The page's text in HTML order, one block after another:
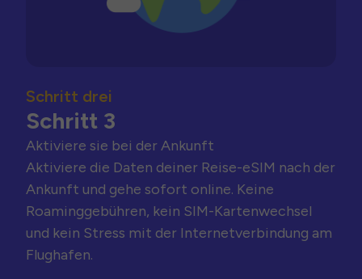
Schritt drei
Schritt 3
Aktiviere sie bei der Ankunft
Aktiviere die Daten deiner Reise-eSIM nach der
Ankunft und gehe sofort online. Keine
Roaminggebühren, kein SIM-Kartenwechsel
und kein Stress mit der Internetverbindung am
Flughafen.